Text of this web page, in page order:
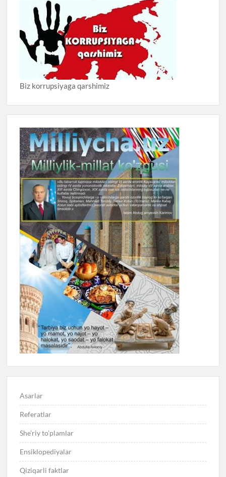
Biz korrupsiyaga qarshimiz
Asarlar
Referatlar
She’riy to’plamlar
Ensiklopediyalar
Qiziqarli faktlar